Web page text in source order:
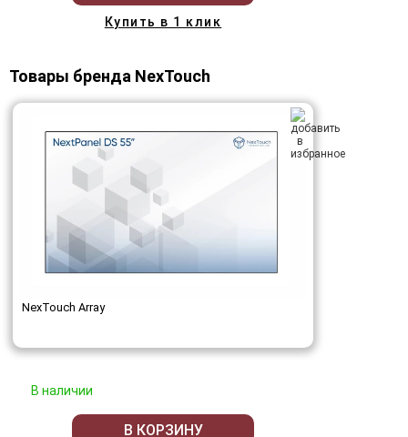
Купить в 1 клик
Товары бренда NexTouch
NexTouch Array
В наличии
В КОРЗИНУ